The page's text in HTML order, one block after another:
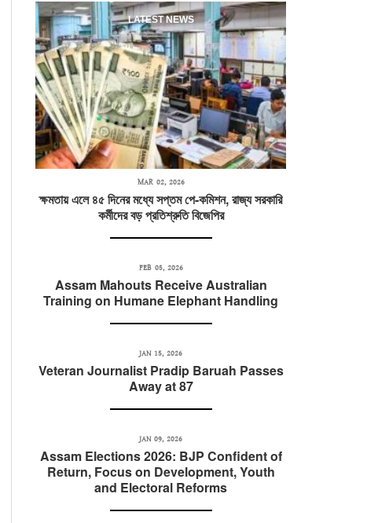
LATEST NEWS
MAR 02, 2026
ক্ষমতায় এলে ৪৫ দিনের মধ্যে সপ্তম পে-কমিশন, রাজ্য সরকারি
কর্মীদের বড় প্রতিশ্রুতি বিজেপির
FEB 05, 2026
Assam Mahouts Receive Australian
Training on Humane Elephant Handling
JAN 15, 2026
Veteran Journalist Pradip Baruah Passes
Away at 87
JAN 09, 2026
Assam Elections 2026: BJP Confident of
Return, Focus on Development, Youth
and Electoral Reforms